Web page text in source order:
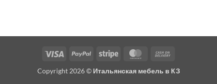
Visa PayPal Stripe MasterCard
Delivery
Copyright 2026 © Итальянская мебель в КЗ